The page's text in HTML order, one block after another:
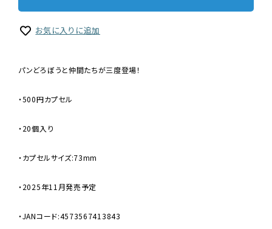
お気に入りに追加
パンどろぼうと仲間たちが三度登場！
・500円カプセル
・20個入り
・カプセルサイズ:73mm
・2025年11月発売予定
・JANコード:4573567413843